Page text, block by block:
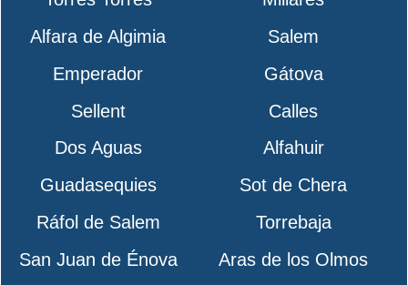
Alfara de Algimia
Salem
Emperador
Gátova
Sellent
Calles
Dos Aguas
Alfahuir
Guadasequies
Sot de Chera
Ráfol de Salem
Torrebaja
San Juan de Énova
Aras de los Olmos